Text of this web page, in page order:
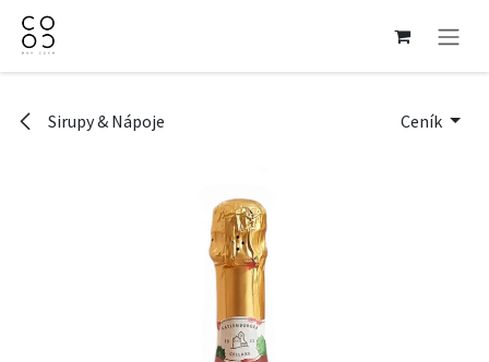
Přejít na obsah
Sirupy & Nápoje Ceník